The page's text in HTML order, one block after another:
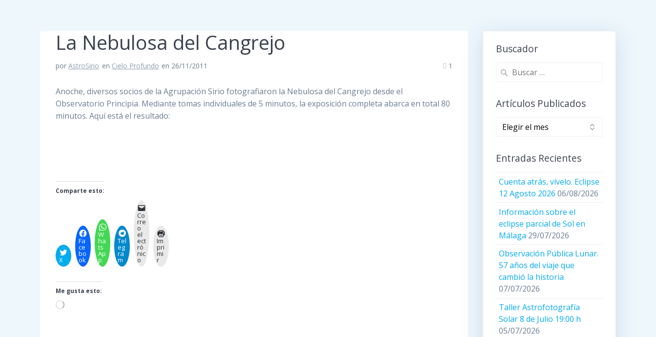
La Nebulosa del Cangrejo
porAstroSirio en Cielo Profundo en 26/11/2011 1
Anoche, diversos socios de la Agrupación Sirio fotografiaron la Nebulosa del Cangrejo desde el
Observatorio Principia. Mediante tomas individuales de 5 minutos, la exposición completa abarca en total 80
minutos. Aquí está el resultado:
Comparte esto:
X
Fa
ce
bo
ok
W
ha
ts
Ap
p
Tel
eg
ra
m
Co
rre
o
el
ect
ró
nic
o
Im
pri
mi
r
Me gusta esto:
Cargando...
Buscador
Buscar:
Artículos Publicados
Artículos
publicados
Entradas Recientes
Cuenta atrás, vívelo. Eclipse
12 Agosto 2026 06/08/2026
Información sobre el
eclipse parcial de Sol en
Málaga 29/07/2026
Observación Pública Lunar.
57 años del viaje que
cambió la historia
07/07/2026
Taller Astrofotografía
Solar 8 de Julio 19:00 h
05/07/2026